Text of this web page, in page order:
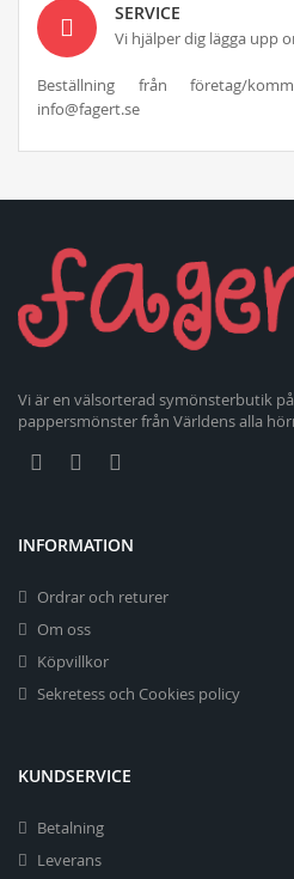
SERVICE
Vi hjälper dig lägga upp
Beställning från företag/
info@fagert.se
Vi är en välsorterad symönsterbutik
pappersmönster från Världens alla
INFORMATION
Ordrar och returer
Om oss
Köpvillkor
Sekretess och Cookies policy
KUNDSERVICE
Betalning
Leverans